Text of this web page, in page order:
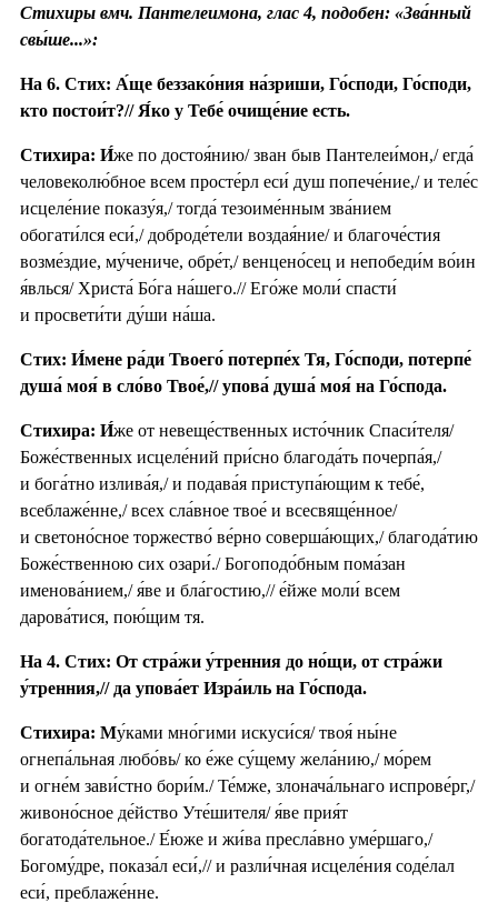
Стихиры вмч. Пантелеимона, глас 4, подобен: «Зва́нный
свы́ше...»:
На 6. Стих: А́ще беззако́ния на́зриши, Го́споди, Го́споди,
кто постои́т?// Я́ко у Тебе́ очище́ние есть.
Стихира: И́же по достоя́нию/ зван быв Пантелеи́мон,/ егда́
человеколю́бное всем просте́рл еси́ душ попече́ние,/ и теле́с
исцеле́ние показу́я,/ тогда́ тезоиме́нным зва́нием
обогати́лся еси́,/ доброде́тели воздая́ние/ и благоче́стия
возме́здие, му́чениче, обре́т,/ венцено́сец и непобеди́м во́ин
я́влься/ Христа́ Бо́га на́шего.// Его́же моли́ спасти́
и просвети́ти ду́ши на́ша.
Стих: И́мене ра́ди Твоего́ потерпе́х Тя, Го́споди, потерпе́
душа́ моя́ в сло́во Твое́,// упова́ душа́ моя́ на Го́спода.
Стихира: И́же от невеще́ственных исто́чник Спаси́теля/
Боже́ственных исцеле́ний при́сно благода́ть почерпа́я,/
и бога́тно излива́я,/ и подава́я приступа́ющим к тебе́,
всеблаже́нне,/ всех сла́вное твое́ и всесвяще́нное/
и светоно́сное торжество́ ве́рно соверша́ющих,/ благода́тию
Боже́ственною сих озари́./ Богоподо́бным пома́зан
именова́нием,/ я́ве и бла́гостию,// е́йже моли́ всем
дарова́тися, пою́щим тя.
На 4. Стих: От стра́жи у́тренния до но́щи, от стра́жи
у́тренния,// да упова́ет Изра́иль на Го́спода.
Стихира: Му́ками мно́гими искуси́ся/ твоя́ ны́не
огнепа́льная любо́вь/ ко е́же су́щему жела́нию,/ мо́рем
и огне́м зави́стно бори́м./ Те́мже, злонача́льнаго испрове́рг,/
живоно́сное де́йство Уте́шителя/ я́ве прия́т
богатода́тельное./ Е́юже и жи́ва пресла́вно уме́ршаго,/
Богому́дре, показа́л еси́,// и разли́чная исцеле́ния соде́лал
еси́, преблаже́нне.